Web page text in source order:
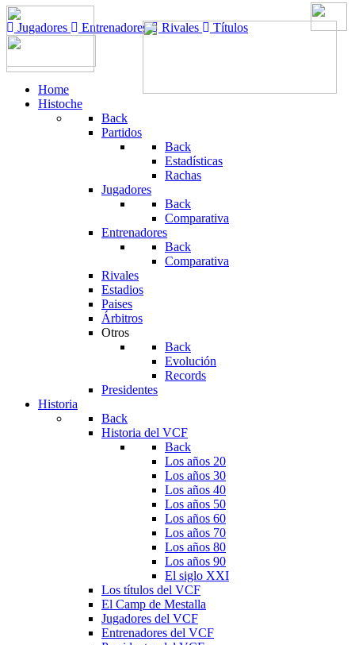
Jugadores Entrenadores Rivales Títulos
Home
Histoche
Back
Partidos
Back
Estadísticas
Rachas
Jugadores
Back
Comparativa
Entrenadores
Back
Comparativa
Rivales
Estadios
Paises
Árbitros
Otros
Back
Evolución
Records
Presidentes
Historia
Back
Historia del VCF
Back
Los años 20
Los años 30
Los años 40
Los años 50
Los años 60
Los años 70
Los años 80
Los años 90
El siglo XXI
Los títulos del VCF
El Camp de Mestalla
Jugadores del VCF
Entrenadores del VCF